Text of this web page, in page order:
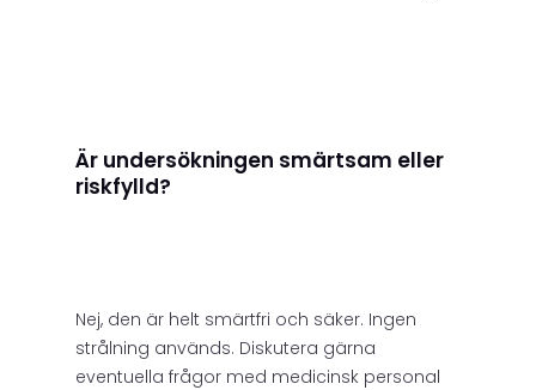
Är undersökningen smärtsam eller
riskfylld?
Nej, den är helt smärtfri och säker. Ingen
strålning används. Diskutera gärna
eventuella frågor med medicinsk personal